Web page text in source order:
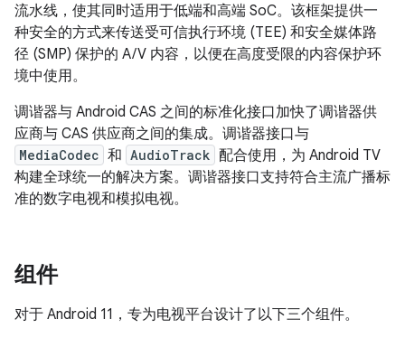
流水线，使其同时适用于低端和高端 SoC。该框架提供一
种安全的方式来传送受可信执行环境 (TEE) 和安全媒体路
径 (SMP) 保护的 A/V 内容，以便在高度受限的内容保护环
境中使用。
调谐器与 Android CAS 之间的标准化接口加快了调谐器供
应商与 CAS 供应商之间的集成。调谐器接口与
MediaCodec 和 AudioTrack 配合使用，为 Android TV
构建全球统一的解决方案。调谐器接口支持符合主流广播标
准的数字电视和模拟电视。
组件
对于 Android 11，专为电视平台设计了以下三个组件。